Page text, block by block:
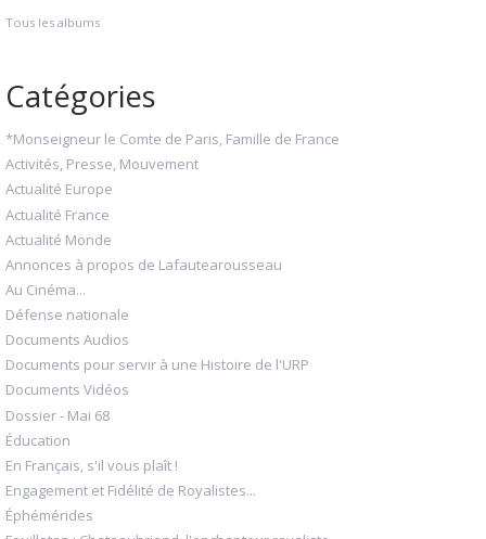
Tous les albums
Catégories
*Monseigneur le Comte de Paris, Famille de France
Activités, Presse, Mouvement
Actualité Europe
Actualité France
Actualité Monde
Annonces à propos de Lafautearousseau
Au Cinéma...
Défense nationale
Documents Audios
Documents pour servir à une Histoire de l'URP
Documents Vidéos
Dossier - Mai 68
Éducation
En Français, s'il vous plaît !
Engagement et Fidélité de Royalistes...
Éphémérides